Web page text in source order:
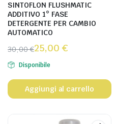
SINTOFLON FLUSHMATIC
ADDITIVO 1° FASE
DETERGENTE PER CAMBIO
AUTOMATICO
30,00€25,00 €
Disponibile
Aggiungi al carrello